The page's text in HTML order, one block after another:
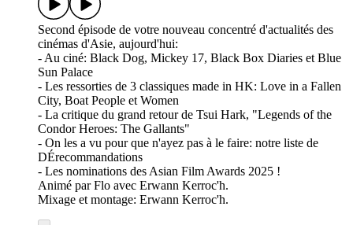
Second épisode de votre nouveau concentré d'actualités des
cinémas d'Asie, aujourd'hui:
- Au ciné: Black Dog, Mickey 17, Black Box Diaries et Blue
Sun Palace
- Les ressorties de 3 classiques made in HK: Love in a Fallen
City, Boat People et Women
- La critique du grand retour de Tsui Hark, "Legends of the
Condor Heroes: The Gallants"
- On les a vu pour que n'ayez pas à le faire: notre liste de
DÉrecommandations
- Les nominations des Asian Film Awards 2025 !
Animé par Flo avec Erwann Kerroc'h.
Mixage et montage: Erwann Kerroc'h.